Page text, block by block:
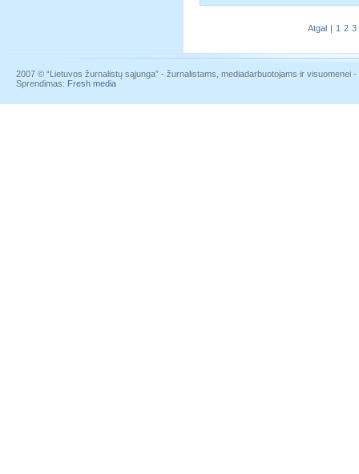
Atgal | 1 2 3
2007 © “Lietuvos žurnalistų sąjunga” - žurnalistams, mediadarbuotojams ir visuomenei
Sprendimas: Fresh media